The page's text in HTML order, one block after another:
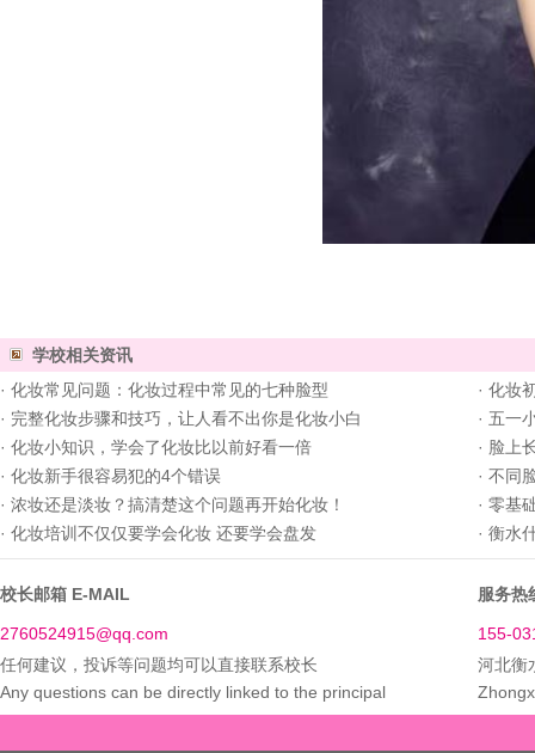
学校相关资讯
· 化妆常见问题：化妆过程中常见的七种脸型 · 化妆
· 完整化妆步骤和技巧，让人看不出你是化妆小白 · 五一
· 化妆小知识，学会了化妆比以前好看一倍 · 脸上
· 化妆新手很容易犯的4个错误 · 不同
· 浓妆还是淡妆？搞清楚这个问题再开始化妆！ · 零基
· 化妆培训不仅仅要学会化妆 还要学会盘发 · 衡水
校长邮箱 E-MAIL 服务热
2760524915@qq.com
155-
任何建议，投诉等问题均可以直接联系校长
河北衡
Any questions can be directly linked to the principal